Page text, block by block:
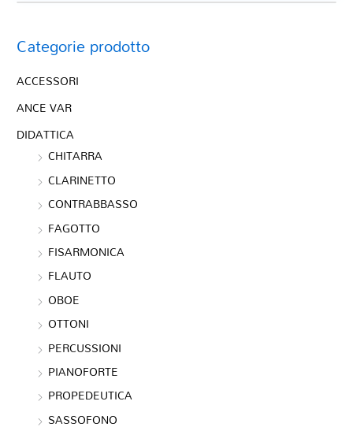
Categorie prodotto
ACCESSORI
ANCE VAR
DIDATTICA
CHITARRA
CLARINETTO
CONTRABBASSO
FAGOTTO
FISARMONICA
FLAUTO
OBOE
OTTONI
PERCUSSIONI
PIANOFORTE
PROPEDEUTICA
SASSOFONO